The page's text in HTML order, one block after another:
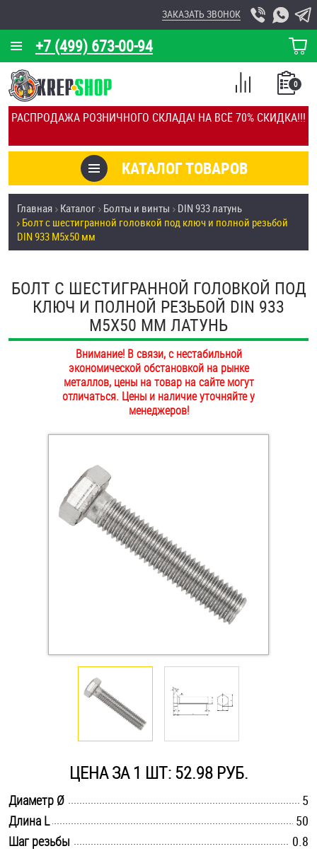
РАСПРОДАЖА РОЗНИЧНОГО СКЛАДА! НА ВСЁ 70% СКИДКА!!!
+7 (499) 673-00-94
ЗАКАЗАТЬ ЗВОНОК
КОРЗИНА
О КОМПАНИИ
КАЛЬКУЛЯТОР
ОТЗЫВЫ
УСЛУГИ
СКИДКИ
ПОКУПАТЕЛЯМ
ОПЛАТА И ДОСТАВКА
НАШИ МАГАЗИНЫ
КАТАЛОГ ТОВАРОВ
0
СПИСОК
СРАВНЕНИЕ
Товары со скидкой
Анкеры
Болты и винты
Втулки
Заклепки (Гайки-Заклепки)
Крюки, кольца с метрической резьбой
Крюки, кольца с шурупной резьбой
Оснастка и аксессуары для яхт
Саморезы и шурупы
Стопорные кольца
Такелаж
Главная Каталог Болты и винты
DIN 933 латунь
Болт с шестигранной головкой под ключ и полной резьбой
DIN 933 М5х50 мм
БОЛТ С ШЕСТИГРАННОЙ ГОЛОВКОЙ ПОД
КЛЮЧ И ПОЛНОЙ РЕЗЬБОЙ DIN 933
М5Х50 ММ ЛАТУНЬ
Внимание! В связи, с нестабильной
экономической обстановкой на рынке
металлов, цены на товар на сайте могут
отличаться. Цены и наличие уточняйте у
менеджеров!
ЦЕНА ЗА 1 ШТ: 52.98 РУБ.
Диаметр Ø
5
Длина L
50
Шаг резьбы
0.8